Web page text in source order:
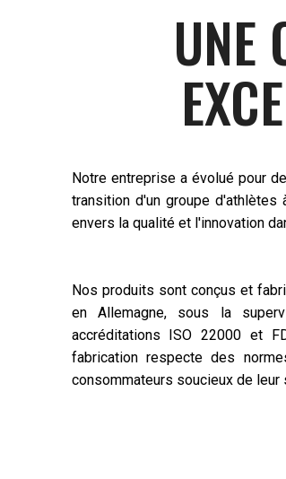
UNE
Notre entreprise a évolué pour
transition d'un groupe d'athlètes
envers la qualité et l'innovation
Nos produits sont conçus et
en Allemagne, sous la
accréditations ISO 22000 et
fabrication respecte des
consommateurs soucieux de leur